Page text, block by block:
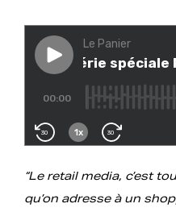
“Le retail media, c’est
qu’on adresse à un